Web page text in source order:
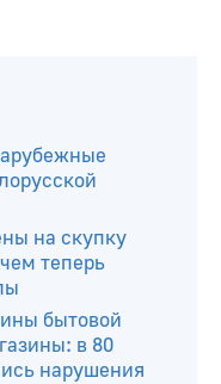
на скупку
теперь
бытовой
в 80
нарушения